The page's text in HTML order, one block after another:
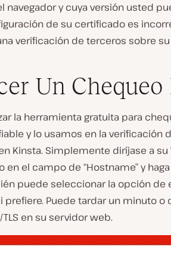
navegador y cuya versión usted
de su certificado es
verificación de terceros sobre su
Un Chequeo
la herramienta gratuita para
y lo usamos en la verificación
Kinsta. Simplemente diríjase a su
el campo de “Hostname” y
puede seleccionar la opción de
Puede tardar un minuto o
en su servidor web.